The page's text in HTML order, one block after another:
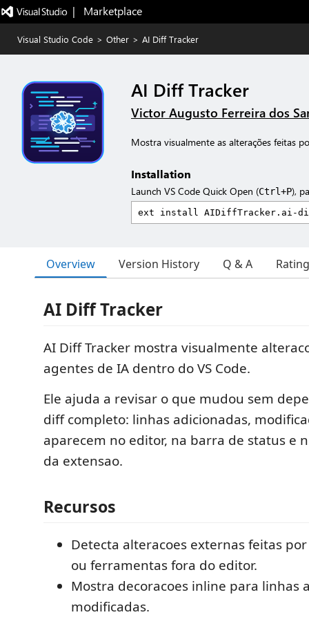
|   Marketplace
Visual Studio Code > Other > AI Diff Tracker
AI Diff Tracker
Victor Augusto Ferreira dos
Mostra visualmente as alterações feitas
Installation
Launch VS Code Quick Open (Ctrl+P),
Overview Version History Q & A
AI Diff Tracker
AI Diff Tracker mostra visualmente
agentes de IA dentro do VS Code.
Ele ajuda a revisar o que mudou sem
diff completo: linhas adicionadas,
aparecem no editor, na barra de status e
da extensao.
Recursos
Detecta alteracoes externas feitas
ou ferramentas fora do editor.
Mostra decoracoes inline para linhas
modificadas.